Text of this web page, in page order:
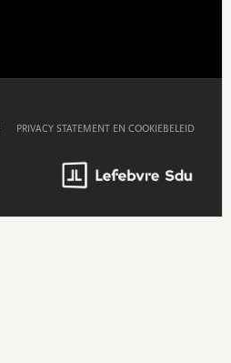
PRIVACY STATEMENT EN COOKIEBELEID